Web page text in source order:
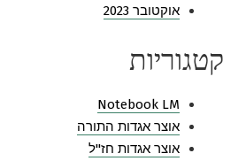
אוקטובר 2023
קטגוריות
Notebook LM
אוצר אגדות התורה
אוצר אגדות חז"ל